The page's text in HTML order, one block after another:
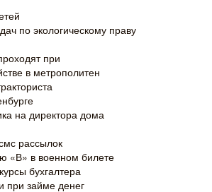
по экологическому праву
при
в метрополитен
на директора дома
рассылок
«В» в военном билете
бухгалтера
при займе денег